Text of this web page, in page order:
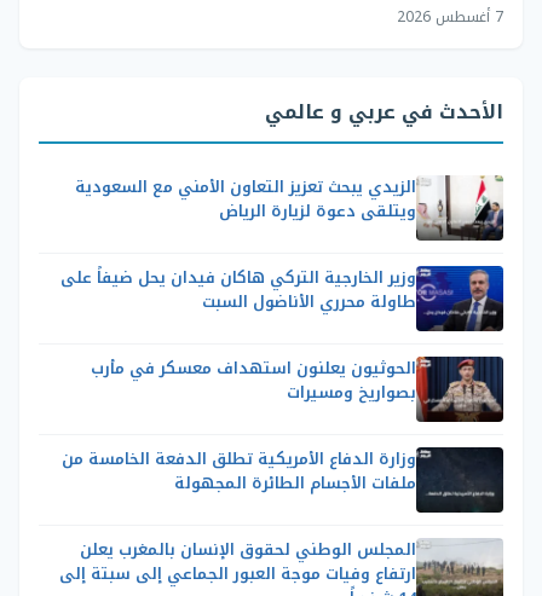
7 أغسطس 2026
الأحدث في عربي و عالمي
الزيدي يبحث تعزيز التعاون الأمني مع السعودية
ويتلقى دعوة لزيارة الرياض
وزير الخارجية التركي هاكان فيدان يحل ضيفاً على
طاولة محرري الأناضول السبت
الحوثيون يعلنون استهداف معسكر في مأرب
بصواريخ ومسيرات
وزارة الدفاع الأمريكية تطلق الدفعة الخامسة من
ملفات الأجسام الطائرة المجهولة
المجلس الوطني لحقوق الإنسان بالمغرب يعلن
ارتفاع وفيات موجة العبور الجماعي إلى سبتة إلى